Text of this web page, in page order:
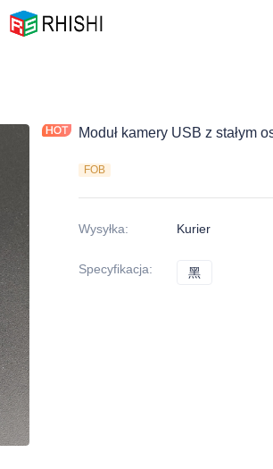
Moduł kamery USB z stałym
FOB
Wysyłka: Kurier
Specyfikacja: 黑